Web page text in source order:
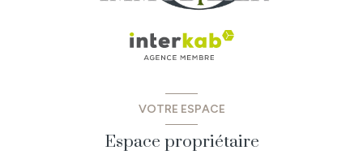
VOTRE ESPACE
Espace propriétaire